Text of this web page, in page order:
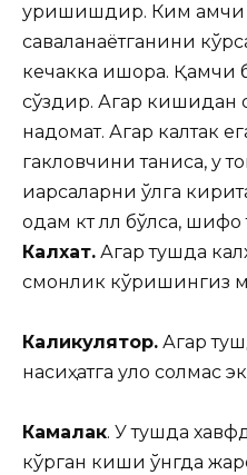
уришишдир. Ким қамчи
саваланаётганини
кечакка ишора. Қамчи
сўздир. Агар кишидан
надомат. Агар калтак
гакловчини таниса, у
иарсаларни қўлга
одам кт лл бўлса, шифо
Калхат. Агар тушда
смонлик кўришингиз
Каликулятор. Агар
насиҳатга қулоқ солмас
Камалак. У тушда
кўрган киши ўнгда